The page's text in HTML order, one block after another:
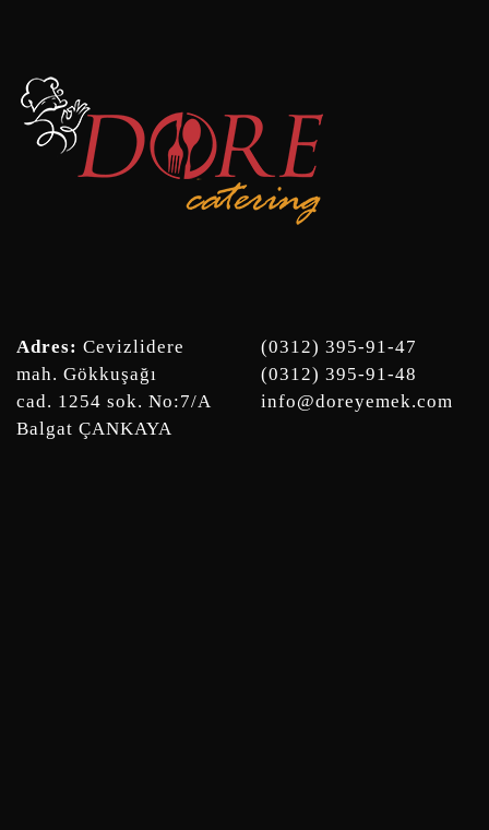
Adres: Cevizlidere
mah. Gökkuşağı
cad. 1254 sok. No:7/A
Balgat ÇANKAYA
(0312) 395-91-47
(0312) 395-91-48
info@doreyemek.com